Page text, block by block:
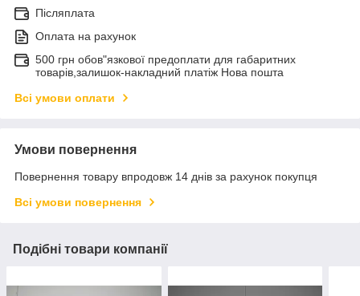
Післяплата
Оплата на рахунок
500 грн обов"язкової предоплати для габаритних
товарів,залишок-накладний платіж Нова пошта
Всі умови оплати
Умови повернення
Повернення товару впродовж 14 днів за рахунок покупця
Всі умови повернення
Подібні товари компанії